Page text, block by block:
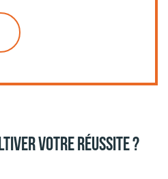
votre réussite ?